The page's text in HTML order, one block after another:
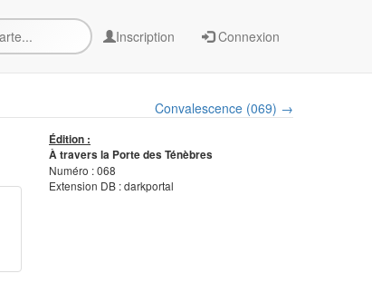
Inscription Connexion
Convalescence (069) →
Édition :
À travers la Porte des Ténèbres
Numéro : 068
Extension DB : darkportal